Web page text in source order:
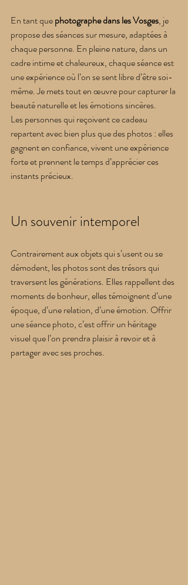
En tant que photographe dans les Vosges, je
propose des séances sur mesure, adaptées à
chaque personne. En pleine nature, dans un
cadre intime et chaleureux, chaque séance est
une expérience où l’on se sent libre d’être soi-
même. Je mets tout en œuvre pour capturer la
beauté naturelle et les émotions sincères.
Les personnes qui reçoivent ce cadeau
repartent avec bien plus que des photos : elles
gagnent en confiance, vivent une expérience
forte et prennent le temps d’apprécier ces
instants précieux.
Un souvenir intemporel
Contrairement aux objets qui s’usent ou se
démodent, les photos sont des trésors qui
traversent les générations. Elles rappellent des
moments de bonheur, elles témoignent d’une
époque, d’une relation, d’une émotion. Offrir
une séance photo, c’est offrir un héritage
visuel que l’on prendra plaisir à revoir et à
partager avec ses proches.